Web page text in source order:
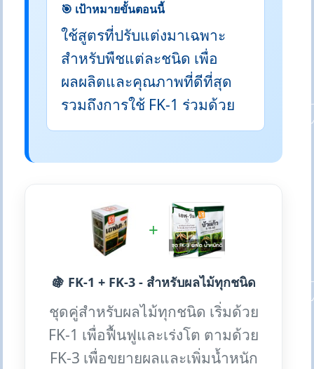
🎯 เป้าหมายขั้นตอนนี้
ใช้สูตรที่ปรับแต่งมาเฉพาะ
สำหรับพืชแต่ละชนิด เพื่อ
ผลผลิตและคุณภาพที่ดีที่สุด
รวมถึงการใช้ FK-1 ร่วมด้วย
+
🍇 FK-1 + FK-3 - สำหรับผลไม้ทุกชนิด
ชุดคู่สำหรับผลไม้ทุกชนิด เริ่มด้วย
FK-1 เพื่อฟื้นฟูและเร่งโต ตามด้วย
FK-3 เพื่อขยายผลและเพิ่มน้ำหนัก